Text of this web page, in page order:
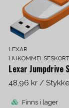
LEXAR
48,96 kr / Stykke
Finns i lager